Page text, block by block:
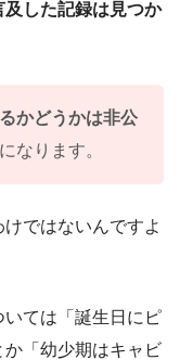
及した記録は見つか
かどうかは非公
なります。
ではないんですよ
ては「誕生日にピ
「幼少期はキャビ